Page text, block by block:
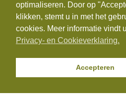
Voorwaarden en
Algemene inkoopvoorwaarden|
Cookieverklaring | Disclaimer |
optimaliseren. Door op
klikken, stemt u in met het
cookies. Meer informatie vindt
Privacy- en Cookieverklaring.
Accepteren